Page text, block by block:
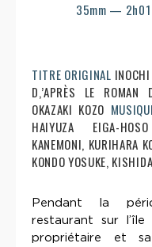
35mm —
TITRE ORIGINAL
D,’APRÈS LE ROMAN
OKAZAKI KOZO
HAIYUZA EIGA-
KANEMONI, KURIHARA
KONDO YOSUKE,
Pendant la
restaurant sur
propriétaire et